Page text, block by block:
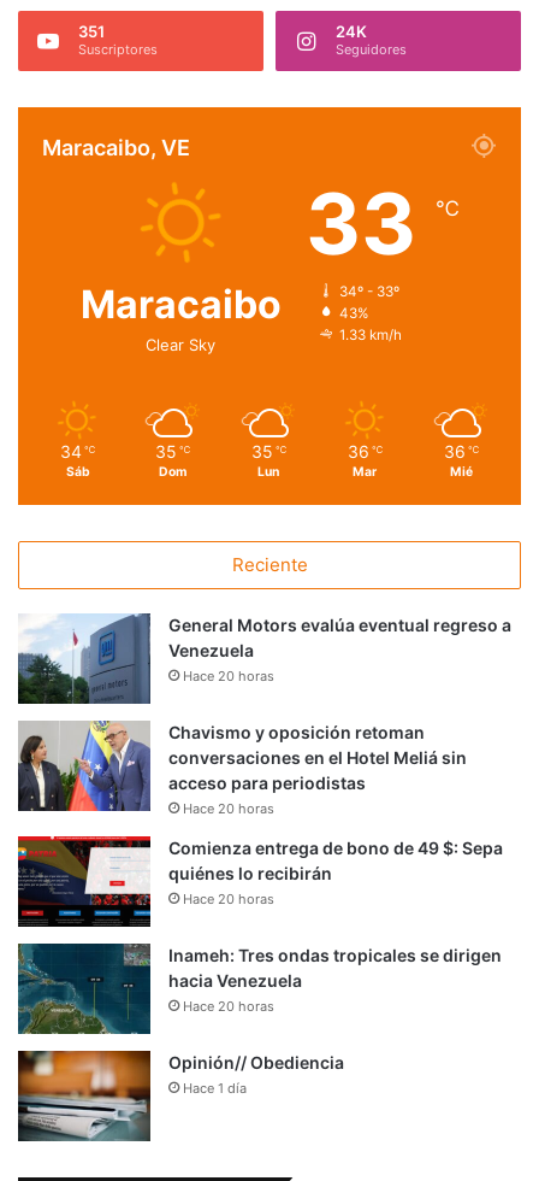
351
Suscriptores
24K
Seguidores
Maracaibo, VE
Maracaibo
Clear Sky
33 ℃
34º - 33º
43%
1.33 km/h
34 ℃
Sáb
35 ℃
Dom
35 ℃
Lun
36 ℃
Mar
36 ℃
Mié
Reciente
General Motors evalúa eventual regreso a
Venezuela
Hace 20 horas
Chavismo y oposición retoman
conversaciones en el Hotel Meliá sin
acceso para periodistas
Hace 20 horas
Comienza entrega de bono de 49 $: Sepa
quiénes lo recibirán
Hace 20 horas
Inameh: Tres ondas tropicales se dirigen
hacia Venezuela
Hace 20 horas
Opinión// Obediencia
Hace 1 día